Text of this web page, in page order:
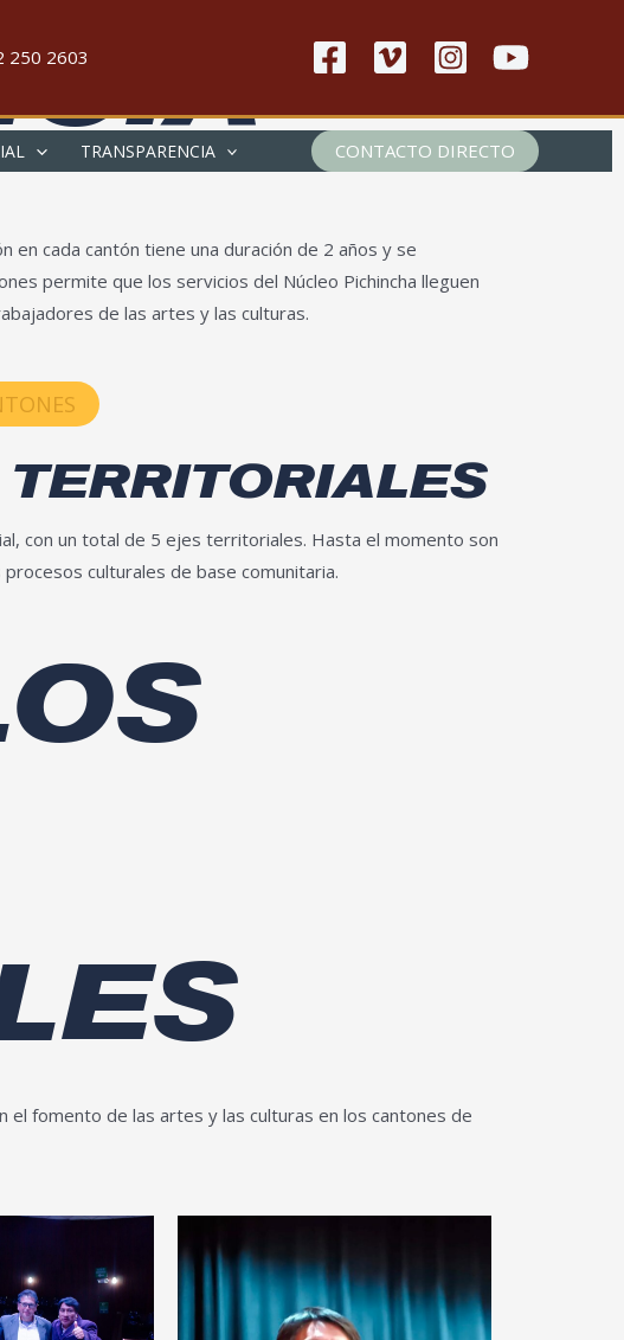
250 2603
TRANSPARENCIA CONTACTO DIRECTO
en cada cantón tiene una duración de 2 años y se
permite que los servicios del Núcleo Pichincha lleguen
de las artes y las culturas.
con un total de 5 ejes territoriales. Hasta el momento son
culturales de base comunitaria.
fomento de las artes y las culturas en los cantones de